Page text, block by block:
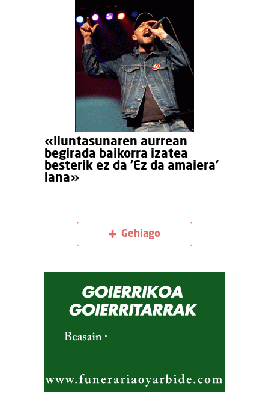
«Iluntasunaren aurrean
begirada baikorra izatea
besterik ez da 'Ez da amaiera'
lana»
Gehiago